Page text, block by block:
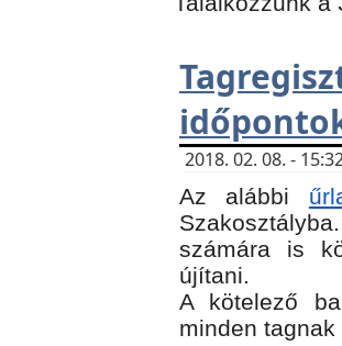
2018. 02. 08. -
Az alábbi
számára is
újítani.
​A kötelező
minden